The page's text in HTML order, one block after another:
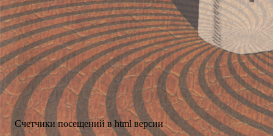
Счетчики посещений в html версии